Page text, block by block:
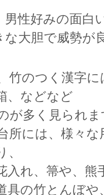
男性好みの面白
な大胆で威勢が
竹のつく漢字
、などなど
が多く見られま
所には、様々
入れ、箒や、
具の竹とんぼや